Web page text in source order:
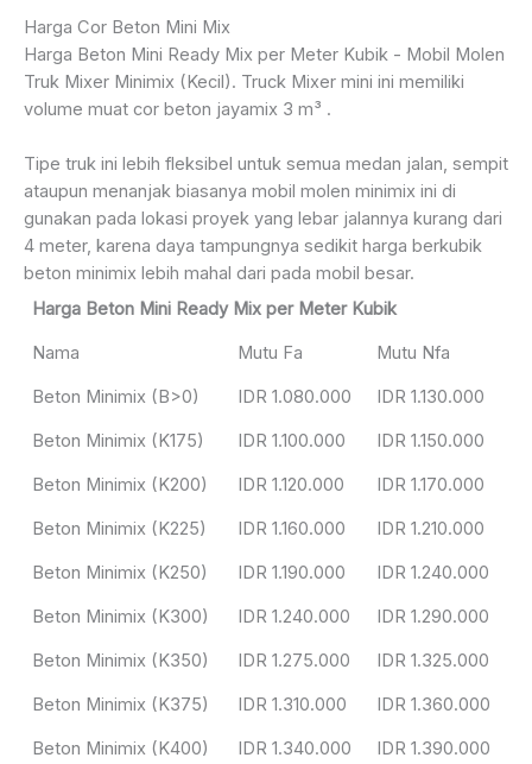
Harga Cor Beton Mini Mix
Harga Beton Mini Ready Mix per Meter Kubik - Mobil Molen
Truk Mixer Minimix (Kecil). Truck Mixer mini ini memiliki
volume muat cor beton jayamix 3 m³ .
Tipe truk ini lebih fleksibel untuk semua medan jalan, sempit
ataupun menanjak biasanya mobil molen minimix ini di
gunakan pada lokasi proyek yang lebar jalannya kurang dari
4 meter, karena daya tampungnya sedikit harga berkubik
beton minimix lebih mahal dari pada mobil besar.
Harga Beton Mini Ready Mix per Meter Kubik
Nama Mutu Fa Mutu Nfa
Beton Minimix (B>0) IDR 1.080.000 IDR 1.130.000
Beton Minimix (K175) IDR 1.100.000 IDR 1.150.000
Beton Minimix (K200) IDR 1.120.000 IDR 1.170.000
Beton Minimix (K225) IDR 1.160.000 IDR 1.210.000
Beton Minimix (K250) IDR 1.190.000 IDR 1.240.000
Beton Minimix (K300) IDR 1.240.000 IDR 1.290.000
Beton Minimix (K350) IDR 1.275.000 IDR 1.325.000
Beton Minimix (K375) IDR 1.310.000 IDR 1.360.000
Beton Minimix (K400) IDR 1.340.000 IDR 1.390.000